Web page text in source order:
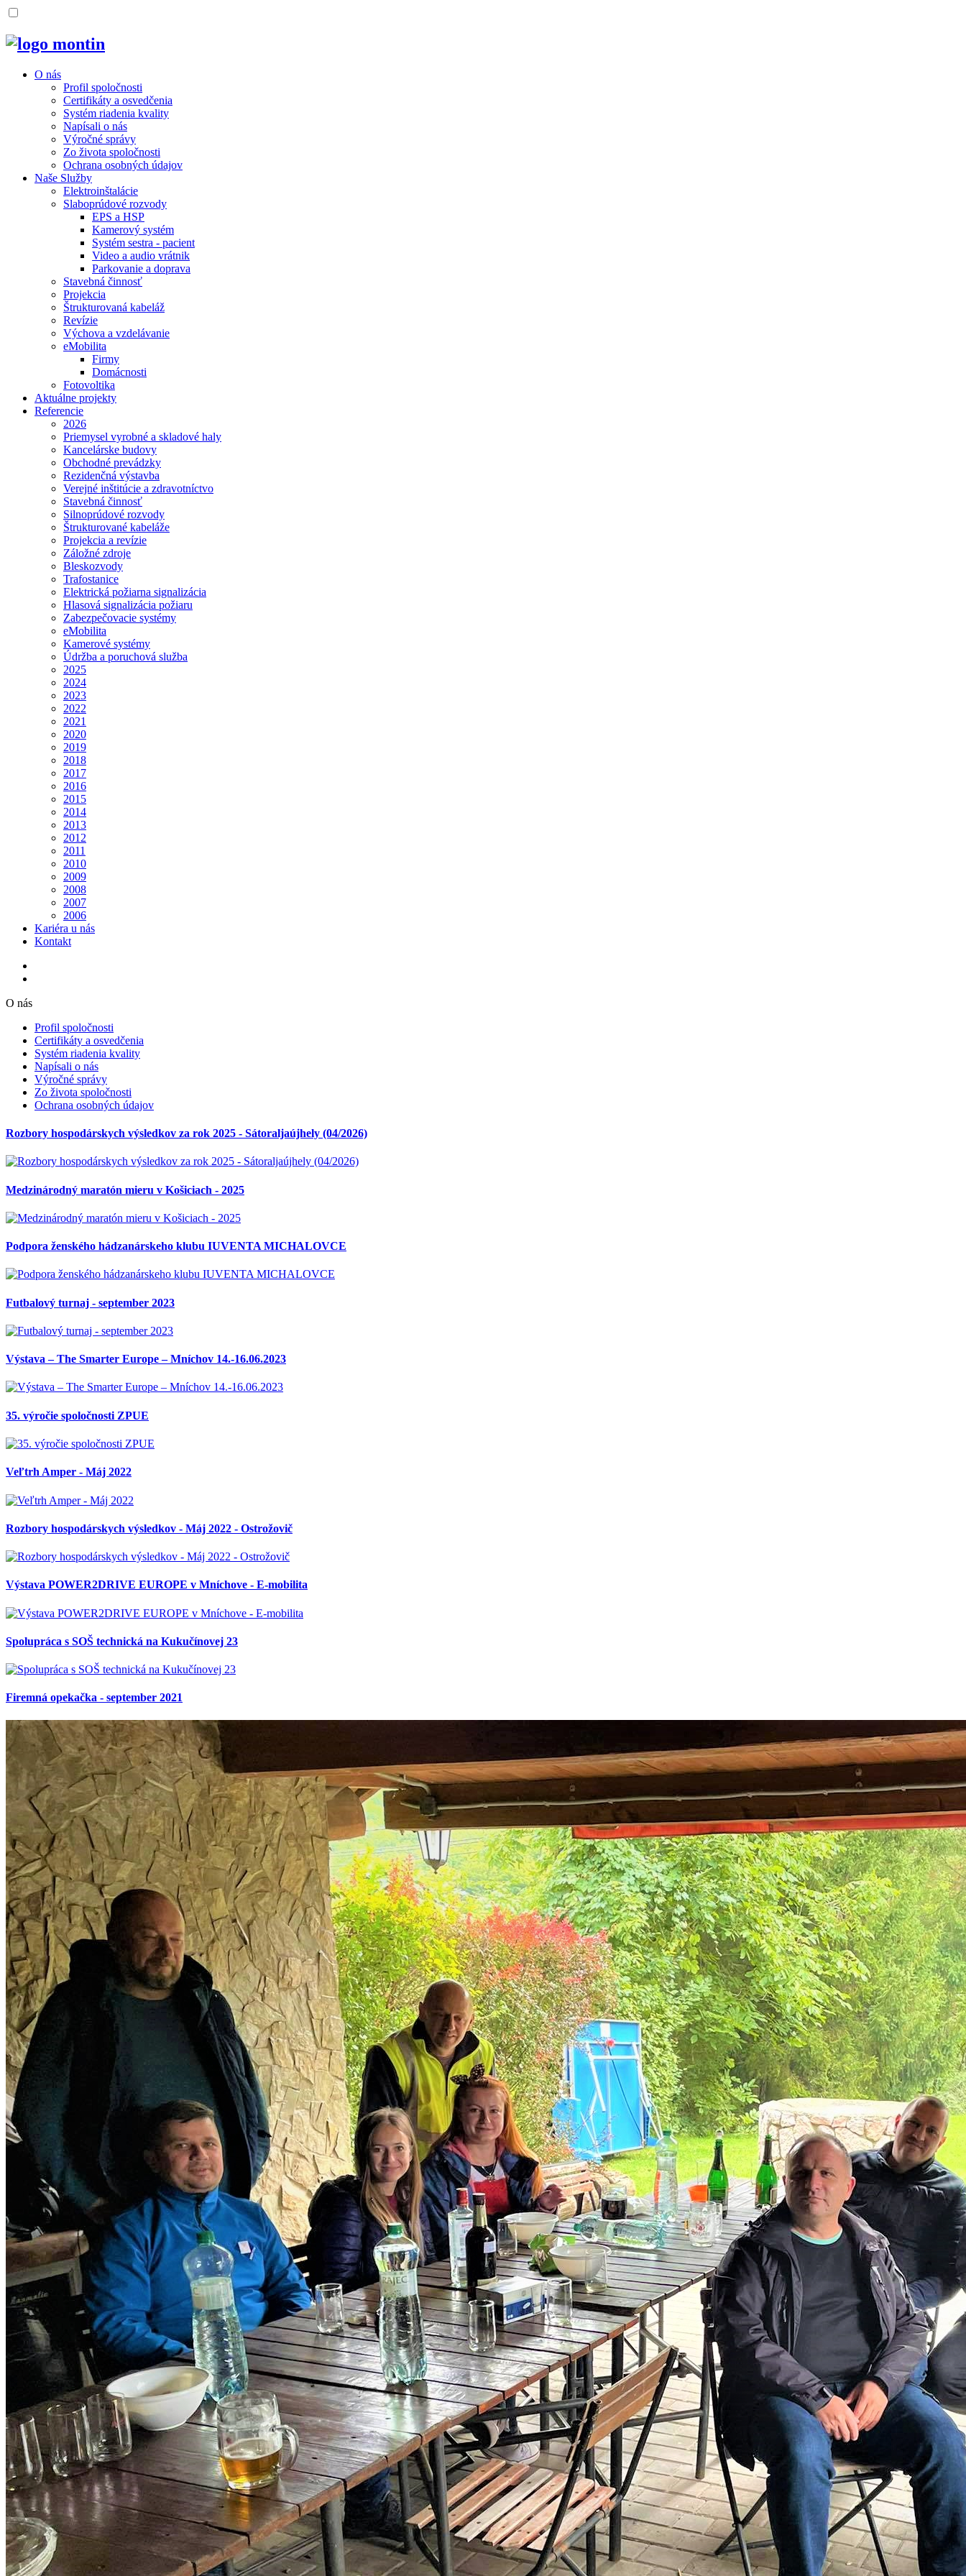
O nás
Profil spoločnosti
Certifikáty a osvedčenia
Systém riadenia kvality
Napísali o nás
Výročné správy
Zo života spoločnosti
Ochrana osobných údajov
Naše Služby
Elektroinštalácie
Slaboprúdové rozvody
EPS a HSP
Kamerový systém
Systém sestra - pacient
Video a audio vrátnik
Parkovanie a doprava
Stavebná činnosť
Projekcia
Štrukturovaná kabeláž
Revízie
Výchova a vzdelávanie
eMobilita
Firmy
Domácnosti
Fotovoltika
Aktuálne projekty
Referencie
2026
Priemysel vyrobné a skladové haly
Kancelárske budovy
Obchodné prevádzky
Rezidenčná výstavba
Verejné inštitúcie a zdravotníctvo
Stavebná činnosť
Silnoprúdové rozvody
Štrukturované kabeláže
Projekcia a revízie
Záložné zdroje
Bleskozvody
Trafostanice
Elektrická požiarna signalizácia
Hlasová signalizácia požiaru
Zabezpečovacie systémy
eMobilita
Kamerové systémy
Údržba a poruchová služba
2025
2024
2023
2022
2021
2020
2019
2018
2017
2016
2015
2014
2013
2012
2011
2010
2009
2008
2007
2006
Kariéra u nás
Kontakt
O nás
Profil spoločnosti
Certifikáty a osvedčenia
Systém riadenia kvality
Napísali o nás
Výročné správy
Zo života spoločnosti
Ochrana osobných údajov
Rozbory hospodárskych výsledkov za rok 2025 - Sátoraljaújhely (04/2026)
Medzinárodný maratón mieru v Košiciach - 2025
Podpora ženského hádzanárskeho klubu IUVENTA MICHALOVCE
Futbalový turnaj - september 2023
Výstava – The Smarter Europe – Mníchov 14.-16.06.2023
35. výročie spoločnosti ZPUE
Veľtrh Amper - Máj 2022
Rozbory hospodárskych výsledkov - Máj 2022 - Ostrožovič
Výstava POWER2DRIVE EUROPE v Mníchove - E-mobilita
Spolupráca s SOŠ technická na Kukučínovej 23
Firemná opekačka - september 2021